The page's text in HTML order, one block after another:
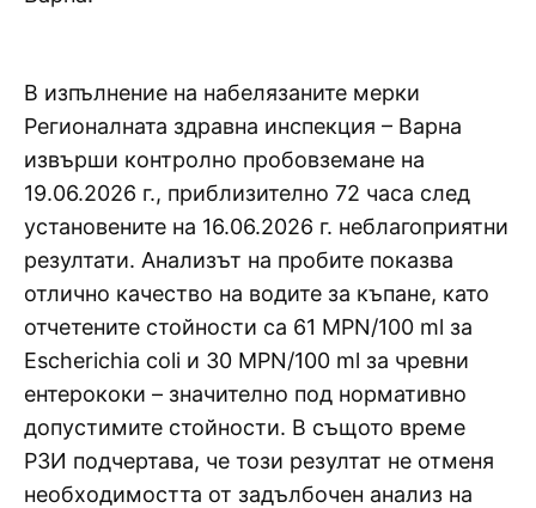
В изпълнение на набелязаните мерки
Регионалната здравна инспекция – Варна
извърши контролно пробовземане на
19.06.2026 г., приблизително 72 часа след
установените на 16.06.2026 г. неблагоприятни
резултати. Анализът на пробите показва
отлично качество на водите за къпане, като
отчетените стойности са 61 MPN/100 ml за
Escherichia coli и 30 MPN/100 ml за чревни
ентерококи – значително под нормативно
допустимите стойности. В същото време
РЗИ подчертава, че този резултат не отменя
необходимостта от задълбочен анализ на